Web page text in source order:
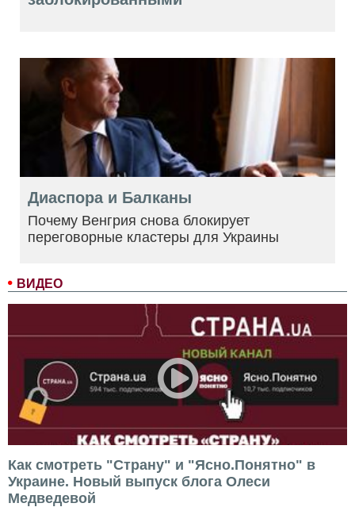
ВИДЕО
Как смотреть "Страну" и "Ясно.Понятно" в
Украине. Новый выпуск блога Олеси
Медведевой
Диаспора и Балканы
Почему Венгрия снова блокирует
переговорные кластеры для Украины